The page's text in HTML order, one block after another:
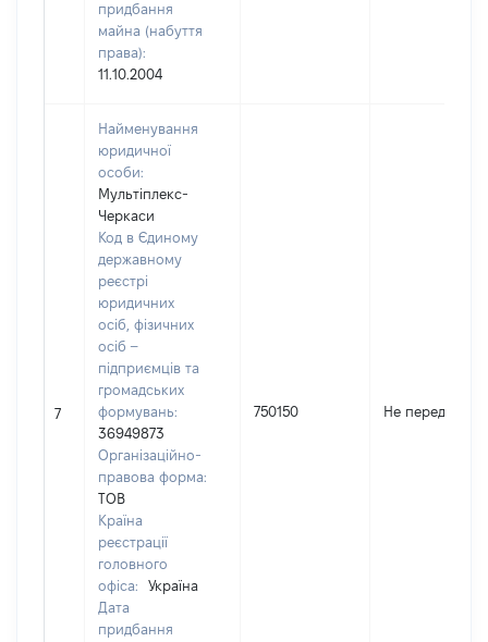
придбання
майна (набуття
права):
11.10.2004
7
Найменування
юридичної
особи:
Мультіплекс-
Черкаси
Код в Єдиному
державному
реєстрі
юридичних
осіб, фізичних
осіб –
підприємців та
громадських
формувань:
36949873
Організаційно-
правова форма:
ТОВ
Країна
реєстрації
головного
офіса:
Україна
Дата
придбання
750150 Не передано